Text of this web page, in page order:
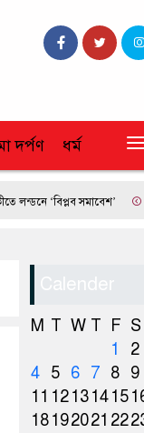
দর্পণ ধর্ম
‘বিপ্লব সমাবেশ’ ফ্রান্সে
Calender
M T W T F S
1
2
4 5 6 7 8 9
11 12131415
18192021 22